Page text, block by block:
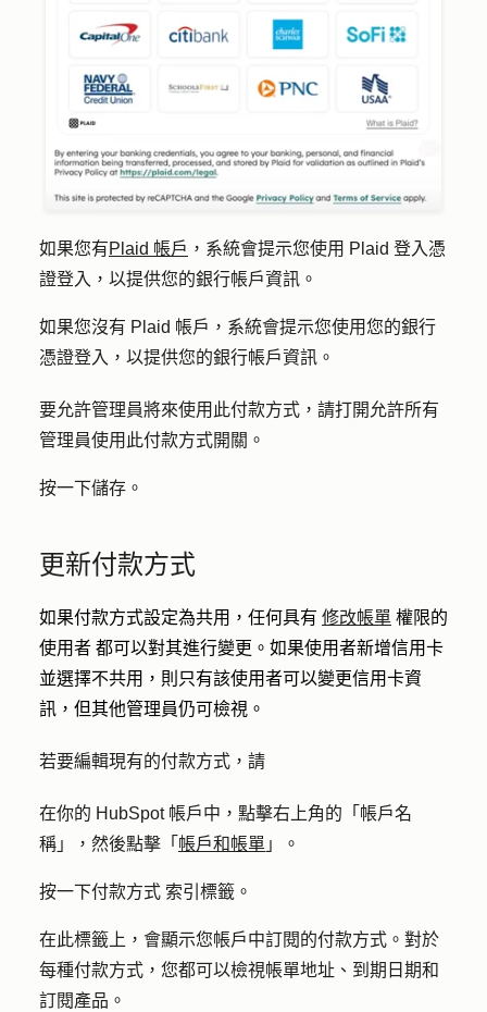
如果您有Plaid 帳戶 ，系統會提示您使用 Plaid 登入憑
證登入，以提供您的銀行帳戶資訊。
如果您沒有 Plaid 帳戶，系統會提示您使用您的銀行
憑證登入，以提供您的銀行帳戶資訊。
要允許管理員將來使用此付款方式，請打開 允許所有
管理員使用此付款方式開關。
按一下儲存 。
更新付款方式
如果付款方式設定為共用，任何具有 修改帳單 權限的
使用者 都可以對其進行變更。如果使用者新增信用卡
並選擇不共用，則只有該使用者可以變更信用卡資
訊，但其他管理員仍可檢視。
若要編輯現有的付款方式，請
在你的 HubSpot 帳戶中，點擊右上角的「帳戶名
稱」，然後點擊「 帳戶和帳單 」。
按一下付款方式 索引標籤。
在此標籤上，會顯示您帳戶中訂閱的付款方式。對於
每種付款方式，您都可以檢視帳單地址、到期日期和
訂閱產品。